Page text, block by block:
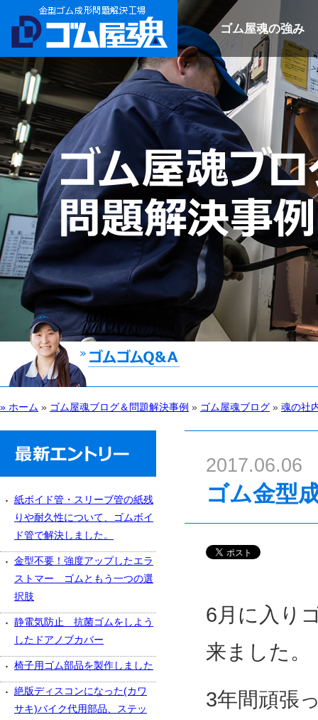
ゴム屋魂の強み
» ホーム » ゴム屋魂ブログ＆問題解決事例 » ゴム屋魂ブログ » 魂の社
2017.06.06
ゴム金型
6月に入り
来ました。
3年間頑張
紙ボイド管・スリーブ管の紙残
りや耐久性について、ゴムボイ
ド管で解決しました。
金型不要！強度アップしたエラ
ストマー ゴムともう一つの選
択肢
静電気防止 抗菌ゴムをしよう
したドアノブカバー
椅子用ゴム部品を製作しました
絶版ディスコンになった(カワ
サキ)バイク代用部品、ステッ